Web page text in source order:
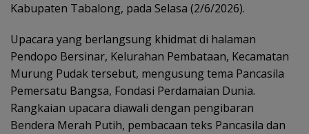
Kabupaten Tabalong, pada Selasa (2/6/2026).
Upacara yang berlangsung khidmat di halaman
Pendopo Bersinar, Kelurahan Pembataan, Kecamatan
Murung Pudak tersebut, mengusung tema Pancasila
Pemersatu Bangsa, Fondasi Perdamaian Dunia.
Rangkaian upacara diawali dengan pengibaran
Bendera Merah Putih, pembacaan teks Pancasila dan